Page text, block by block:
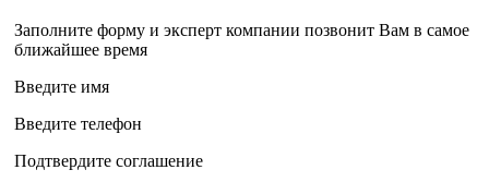
Заполните форму и эксперт компании позвонит Вам в самое
ближайшее время
Введите имя
Введите телефон
Подтвердите соглашение